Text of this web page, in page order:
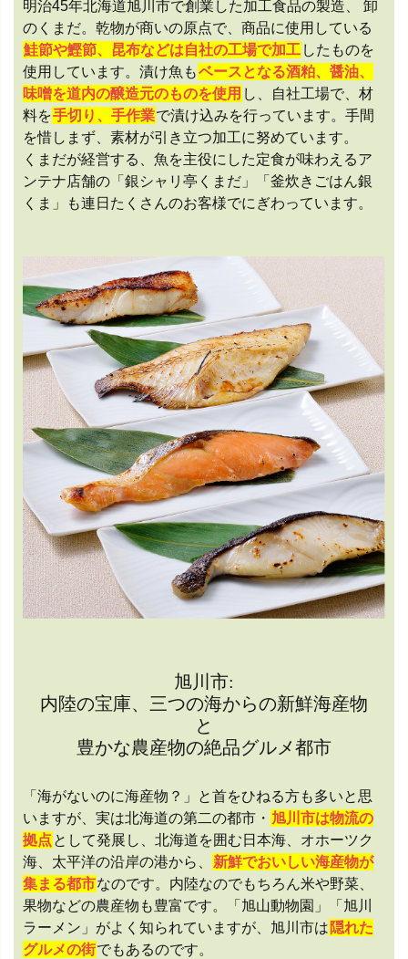
明治45年北海道旭川市で創業した加工食品の製造、 卸
のくまだ。乾物が商いの原点で、商品に使用している
鮭節や鰹節、昆布などは自社の工場で加工 したものを
使用しています。漬け魚もベースとなる酒粕、醤油、
味噌を道内の醸造元のものを使用 し、自社工場で、材
料を手切り、手作業で漬け込みを行っています。手間
を惜しまず、素材が引き立つ加工に努めています。
くまだが経営する、魚を主役にした定食が味わえるア
ンテナ店舗の「銀シャリ亭くまだ」「釜炊きごはん銀
くま」も連日たくさんのお客様でにぎわっています。
旭川市:
内陸の宝庫、三つの海からの新鮮海産物
と
豊かな農産物の絶品グルメ都市
「海がないのに海産物？」と首をひねる方も多いと思
いますが、実は北海道の第二の都市・ 旭川市は物流の
拠点 として発展し、北海道を囲む日本海、オホーツク
海、太平洋の沿岸の港から、
新鮮でおいしい海産物が
集まる都市なのです。内陸なのでもちろん米や野菜、
果物などの農産物も豊富です。「旭山動物園」「旭川
ラーメン」がよく知られていますが、旭川市は 隠れた
グルメの街でもあるのです。